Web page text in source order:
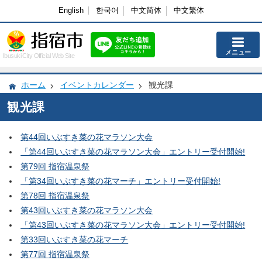
English 한국어 中文简体 中文繁体
Ibusuki City Official Web Site メニュー
ホーム イベントカレンダー 観光課
観光課
第44回いぶすき菜の花マラソン大会
「第44回いぶすき菜の花マラソン大会」エントリー受付開始!
第79回 指宿温泉祭
「第34回いぶすき菜の花マーチ」エントリー受付開始!
第78回 指宿温泉祭
第43回いぶすき菜の花マラソン大会
「第43回いぶすき菜の花マラソン大会」エントリー受付開始!
第33回いぶすき菜の花マーチ
第77回 指宿温泉祭